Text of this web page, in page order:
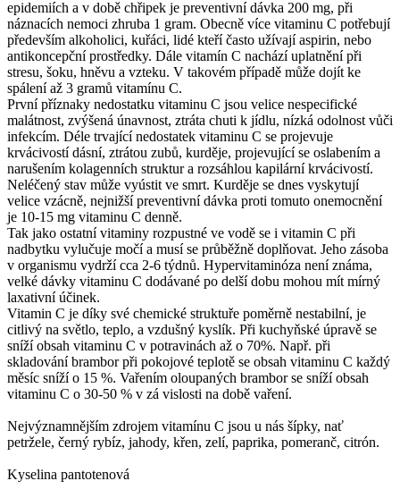
epidemiích a v době chřipek je preventivní dávka 200 mg, při
náznacích nemoci zhruba 1 gram. Obecně více vitaminu C potřebují
především alkoholici, kuřáci, lidé kteří často užívají aspirin, nebo
antikoncepční prostředky. Dále vitamín C nachází uplatnění při
stresu, šoku, hněvu a vzteku. V takovém případě může dojít ke
spálení až 3 gramů vitamínu C.
První příznaky nedostatku vitaminu C jsou velice nespecifické
malátnost, zvýšená únavnost, ztráta chuti k jídlu, nízká odolnost vůči
infekcím. Déle trvající nedostatek vitaminu C se projevuje
krvácivostí dásní, ztrátou zubů, kurděje, projevující se oslabením a
narušením kolagenních struktur a rozsáhlou kapilární krvácivostí.
Neléčený stav může vyústit ve smrt. Kurděje se dnes vyskytují
velice vzácně, nejnižší preventivní dávka proti tomuto onemocnění
je 10-15 mg vitaminu C denně.
Tak jako ostatní vitaminy rozpustné ve vodě se i vitamin C při
nadbytku vylučuje močí a musí se průběžně doplňovat. Jeho zásoba
v organismu vydrží cca 2-6 týdnů. Hypervitaminóza není známa,
velké dávky vitaminu C dodávané po delší dobu mohou mít mírný
laxativní účinek.
Vitamin C je díky své chemické struktuře poměrně nestabilní, je
citlivý na světlo, teplo, a vzdušný kyslík. Při kuchyňské úpravě se
sníží obsah vitaminu C v potravinách až o 70%. Např. při
skladování brambor při pokojové teplotě se obsah vitaminu C každý
měsíc sníží o 15 %. Vařením oloupaných brambor se sníží obsah
vitaminu C o 30-50 % v zá vislosti na době vaření.
Nejvýznamnějším zdrojem vitamínu C jsou u nás šípky, nať
petržele, černý rybíz, jahody, křen, zelí, paprika, pomeranč, citrón.
Kyselina pantotenová